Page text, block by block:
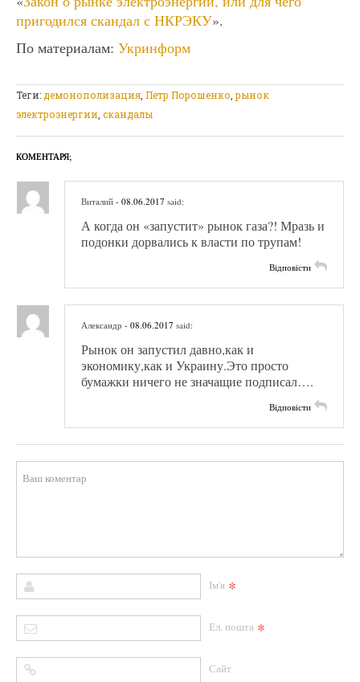
пригодился скандал с НКРЭКУ».
По материалам: Укринформ
Теги: демонополизация Петр Порошенко ,рынок
электроэнергии скандалы
КОМЕНТАРЯ;
Виталий - 08.06.2017 said:
А когда он «запустит» рынок газа?! Мразь и
подонки дорвались к власти по трупам!
Відповісти
Александр - 08.06.2017 said:
Рынок он запустил давно,как и
экономику,как и Украину.Это просто
бумажки ничего не значащие подписал….
Відповісти
Ім'я *
Ел. пошта *
Сайт